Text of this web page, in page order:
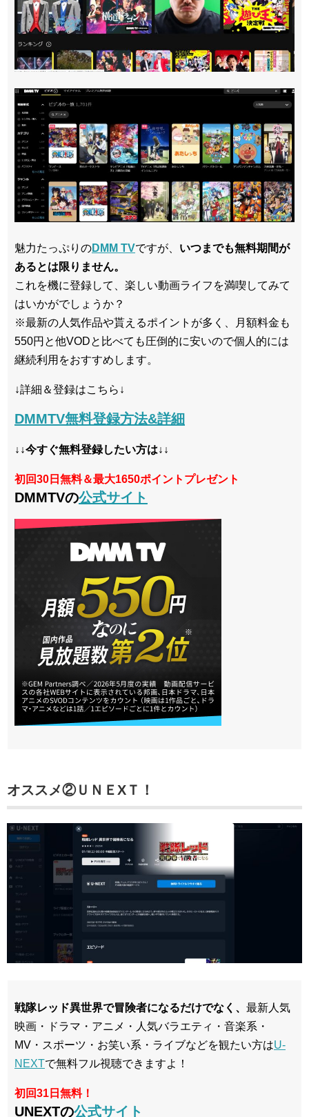
魅力たっぷりのDMM TVですが、 いつまでも無料期間が
あるとは限りません。
これを機に登録して、楽しい動画ライフを満喫してみて
はいかがでしょうか？
※最新の人気作品や貰えるポイントが多く、月額料金も
550円と他VODと比べても圧倒的に安いので個人的には
継続利用をおすすめします。
↓詳細＆登録はこちら↓
DMMTV無料登録方法&詳細
↓↓今すぐ無料登録したい方は↓↓
初回30日無料＆最大1650ポイントプレゼント
DMMTVの公式サイト
オススメ②ＵＮＥXＴ！
戦隊レッド異世界で冒険者になるだけでなく、 最新人気
映画・ドラマ・アニメ・人気バラエティ・音楽系・
MV・スポーツ・お笑い系・ライブなどを観たい方はU-
NEXTで無料フル視聴できますよ！
初回31日無料！
UNEXTの公式サイト